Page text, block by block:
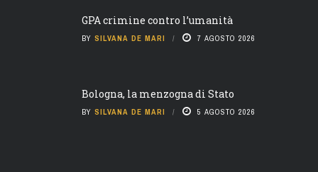
GPA crimine contro l’umanità
BY SILVANA DE MARI 7 AGOSTO 2026
Bologna, la menzogna di Stato
BY SILVANA DE MARI 5 AGOSTO 2026